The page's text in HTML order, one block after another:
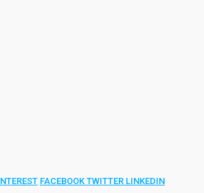
FACEBOOK TWITTER LINKEDIN